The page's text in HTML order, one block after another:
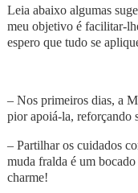
Leia abaixo algumas
meu objetivo é facilitar-
espero que tudo se
– Nos primeiros dias, a
pior apoiá-la, reforçando
– Partilhar os cuidados
muda fralda é um
charme!